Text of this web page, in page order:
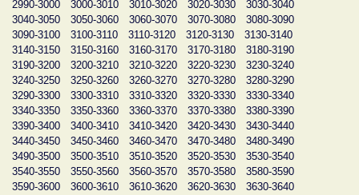
2990-3000
3000-3010 3010-3020 3020-3030
3030-3040
3040-3050
3050-3060 3060-3070 3070-3080
3080-3090
3090-3100
3100-3110 3110-3120 3120-3130
3130-3140
3140-3150
3150-3160 3160-3170 3170-3180
3180-3190
3190-3200
3200-3210 3210-3220 3220-3230
3230-3240
3240-3250
3250-3260 3260-3270 3270-3280
3280-3290
3290-3300
3300-3310 3310-3320 3320-3330
3330-3340
3340-3350
3350-3360 3360-3370 3370-3380
3380-3390
3390-3400
3400-3410 3410-3420 3420-3430
3430-3440
3440-3450
3450-3460 3460-3470 3470-3480
3480-3490
3490-3500
3500-3510 3510-3520 3520-3530
3530-3540
3540-3550
3550-3560 3560-3570 3570-3580
3580-3590
3590-3600
3600-3610 3610-3620 3620-3630
3630-3640